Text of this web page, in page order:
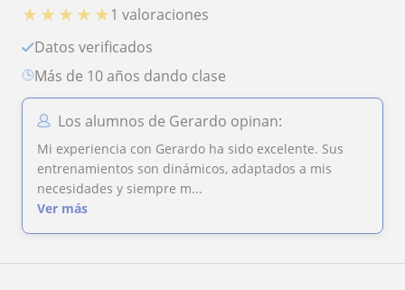
★ ★ ★ ★ ★1 valoraciones
Datos verificados
más de 10 años dando clase
Los alumnos de Gerardo opinan:
Mi experiencia con Gerardo ha sido excelente. Sus
entrenamientos son dinámicos, adaptados a mis
necesidades y siempre m...
Ver más